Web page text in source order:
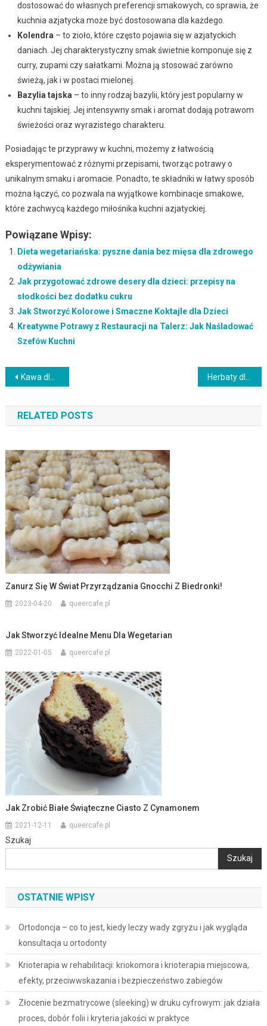
dostosować do własnych preferencji smakowych, co sprawia, że
kuchnia azjatycka może być dostosowana dla każdego.
Kolendra – to zioło, które często pojawia się w azjatyckich
daniach. Jej charakterystyczny smak świetnie komponuje się z
curry, zupami czy sałatkami. Można ją stosować zarówno
świeżą, jak i w postaci mielonej.
Bazylia tajska – to inny rodzaj bazylii, który jest popularny w
kuchni tajskiej. Jej intensywny smak i aromat dodają potrawom
świeżości oraz wyrazistego charakteru.
Posiadając te przyprawy w kuchni, możemy z łatwością
eksperymentować z różnymi przepisami, tworząc potrawy o
unikalnym smaku i aromacie. Ponadto, te składniki w łatwy sposób
można łączyć, co pozwala na wyjątkowe kombinacje smakowe,
które zachwycą każdego miłośnika kuchni azjatyckiej.
Powiązane Wpisy:
Dieta wegetariańska: pyszne dania bez mięsa dla zdrowego
odżywiania
Jak przygotować zdrowe desery dla dzieci: przepisy na
słodkości bez dodatku cukru
Jak Stworzyć Kolorowe i Smaczne Koktajle dla Dzieci
Kreatywne Potrawy z Restauracji na Talerz: Jak Naśladować
Szefów Kuchni
Nawigacja
wpisu
Kawa dla koneserów: poszukiwanie unikalnych smaków i aromatów
RELATED POSTS
Zanurz Się W Świat Przyrządzania Gnocchi Z Biedronki!
2023-04-20 queercafe.pl
Jak Stworzyć Idealne Menu Dla Wegetarian
2022-01-05 queercafe.pl
Jak Zrobić Białe Świąteczne Ciasto Z Cynamonem
2021-12-11 queercafe.pl
Szukaj
Szukaj
OSTATNIE WPISY
Ortodoncja – co to jest, kiedy leczy wady zgryzu i jak wygląda
konsultacja u ortodonty
Krioterapia w rehabilitacji: kriokomora i krioterapia miejscowa,
efekty, przeciwwskazania i bezpieczeństwo zabiegów
Złocenie bezmatrycowe (sleeking) w druku cyfrowym: jak działa
proces, dobór folii i kryteria jakości w praktyce